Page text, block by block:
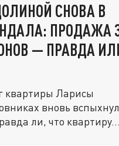
СНОВА В
ПРОДАЖА
— ПРАВДА
квартиры Ларисы
вновь
ли, что квартиру...